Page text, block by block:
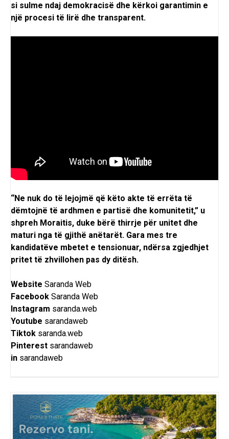
si sulme ndaj demokracisë dhe kërkoi garantimin e
një procesi të lirë dhe transparent.
“Ne nuk do të lejojmë që këto akte të errëta të
dëmtojnë të ardhmen e partisë dhe komunitetit,” u
shpreh Moraitis, duke bërë thirrje për unitet dhe
maturi nga të gjithë anëtarët. Gara mes tre
kandidatëve mbetet e tensionuar, ndërsa zgjedhjet
pritet të zhvillohen pas dy ditësh.
Website Saranda Web
Facebook Saranda Web
Instagram saranda.web
Youtube sarandaweb
Tiktok saranda.web
Pinterest sarandaweb
in sarandaweb